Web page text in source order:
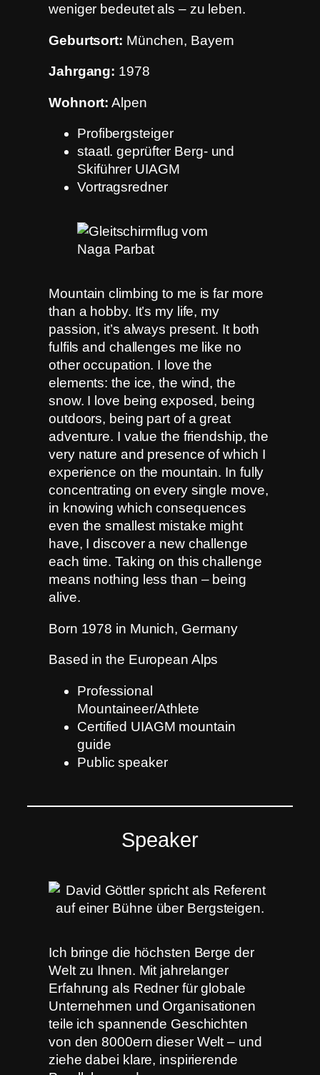
weniger bedeutet als – zu leben.
Geburtsort: München, Bayern
Jahrgang: 1978
Wohnort: Alpen
Profibergsteiger
staatl. geprüfter Berg- und
Skiführer UIAGM
Vortragsredner
Mountain climbing to me is far more
than a hobby. It’s my life, my
passion, it’s always present. It both
fulfils and challenges me like no
other occupation. I love the
elements: the ice, the wind, the
snow. I love being exposed, being
outdoors, being part of a great
adventure. I value the friendship, the
very nature and presence of which I
experience on the mountain. In fully
concentrating on every single move,
in knowing which consequences
even the smallest mistake might
have, I discover a new challenge
each time. Taking on this challenge
means nothing less than – being
alive.
Born 1978 in Munich, Germany
Based in the European Alps
Professional
Mountaineer/Athlete
Certified UIAGM mountain
guide
Public speaker
Speaker
Ich bringe die höchsten Berge der
Welt zu Ihnen. Mit jahrelanger
Erfahrung als Redner für globale
Unternehmen und Organisationen
teile ich spannende Geschichten
von den 8000ern dieser Welt – und
ziehe dabei klare, inspirierende